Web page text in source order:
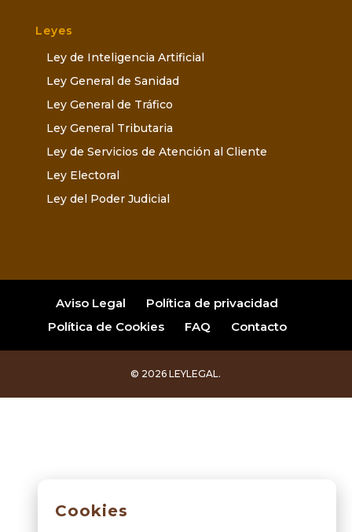
Leyes
Ley de Inteligencia Artificial
Ley General de Sanidad
Ley General de Tráfico
Ley General Tributaria
Ley de Servicios de Atención al Cliente
Ley Electoral
Ley del Poder Judicial
Aviso Legal
Política de privacidad
Política de Cookies
FAQ Contacto
© 2026 LEYLEGAL.
Cookies